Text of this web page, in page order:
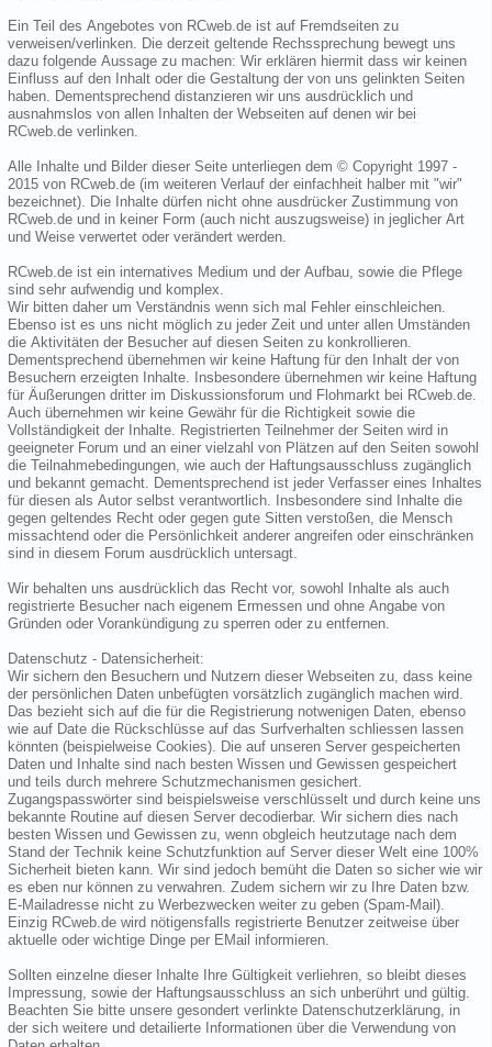
Ein Teil des Angebotes von RCweb.de ist auf Fremdseiten zu
verweisen/verlinken. Die derzeit geltende Rechssprechung bewegt uns
dazu folgende Aussage zu machen: Wir erklären hiermit dass wir keinen
Einfluss auf den Inhalt oder die Gestaltung der von uns gelinkten Seiten
haben. Dementsprechend distanzieren wir uns ausdrücklich und
ausnahmslos von allen Inhalten der Webseiten auf denen wir bei
RCweb.de verlinken.
Alle Inhalte und Bilder dieser Seite unterliegen dem © Copyright 1997 -
2015 von RCweb.de (im weiteren Verlauf der einfachheit halber mit "wir"
bezeichnet). Die Inhalte dürfen nicht ohne ausdrücker Zustimmung von
RCweb.de und in keiner Form (auch nicht auszugsweise) in jeglicher Art
und Weise verwertet oder verändert werden.
RCweb.de ist ein internatives Medium und der Aufbau, sowie die Pflege
sind sehr aufwendig und komplex.
Wir bitten daher um Verständnis wenn sich mal Fehler einschleichen.
Ebenso ist es uns nicht möglich zu jeder Zeit und unter allen Umständen
die Aktivitäten der Besucher auf diesen Seiten zu konkrollieren.
Dementsprechend übernehmen wir keine Haftung für den Inhalt der von
Besuchern erzeigten Inhalte. Insbesondere übernehmen wir keine Haftung
für Äußerungen dritter im Diskussionsforum und Flohmarkt bei RCweb.de.
Auch übernehmen wir keine Gewähr für die Richtigkeit sowie die
Vollständigkeit der Inhalte. Registrierten Teilnehmer der Seiten wird in
geeigneter Forum und an einer vielzahl von Plätzen auf den Seiten sowohl
die Teilnahmebedingungen, wie auch der Haftungsausschluss zugänglich
und bekannt gemacht. Dementsprechend ist jeder Verfasser eines Inhaltes
für diesen als Autor selbst verantwortlich. Insbesondere sind Inhalte die
gegen geltendes Recht oder gegen gute Sitten verstoßen, die Mensch
missachtend oder die Persönlichkeit anderer angreifen oder einschränken
sind in diesem Forum ausdrücklich untersagt.
Wir behalten uns ausdrücklich das Recht vor, sowohl Inhalte als auch
registrierte Besucher nach eigenem Ermessen und ohne Angabe von
Gründen oder Vorankündigung zu sperren oder zu entfernen.
Datenschutz - Datensicherheit:
Wir sichern den Besuchern und Nutzern dieser Webseiten zu, dass keine
der persönlichen Daten unbefügten vorsätzlich zugänglich machen wird.
Das bezieht sich auf die für die Registrierung notwenigen Daten, ebenso
wie auf Date die Rückschlüsse auf das Surfverhalten schliessen lassen
könnten (beispielweise Cookies). Die auf unseren Server gespeicherten
Daten und Inhalte sind nach besten Wissen und Gewissen gespeichert
und teils durch mehrere Schutzmechanismen gesichert.
Zugangspasswörter sind beispielsweise verschlüsselt und durch keine uns
bekannte Routine auf diesen Server decodierbar. Wir sichern dies nach
besten Wissen und Gewissen zu, wenn obgleich heutzutage nach dem
Stand der Technik keine Schutzfunktion auf Server dieser Welt eine 100%
Sicherheit bieten kann. Wir sind jedoch bemüht die Daten so sicher wie wir
es eben nur können zu verwahren. Zudem sichern wir zu Ihre Daten bzw.
E-Mailadresse nicht zu Werbezwecken weiter zu geben (Spam-Mail).
Einzig RCweb.de wird nötigensfalls registrierte Benutzer zeitweise über
aktuelle oder wichtige Dinge per EMail informieren.
Sollten einzelne dieser Inhalte Ihre Gültigkeit verliehren, so bleibt dieses
Impressung, sowie der Haftungsausschluss an sich unberührt und gültig.
Beachten Sie bitte unsere gesondert verlinkte Datenschutzerklärung, in
der sich weitere und detailierte Informationen über die Verwendung von